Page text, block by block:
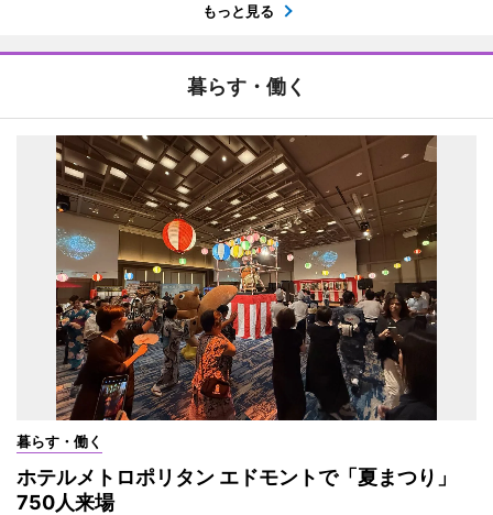
もっと見る
暮らす・働く
暮らす・働く
ホテルメトロポリタン エドモントで「夏まつり」
750人来場